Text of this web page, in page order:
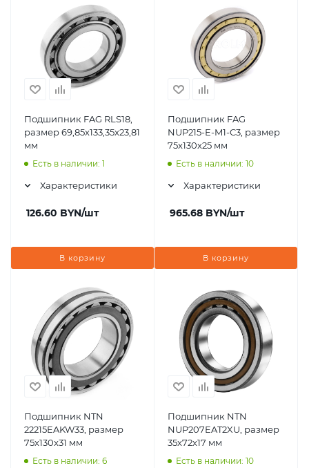
Подшипник FAG RLS18,
размер 69,85x133,35x23,81
мм
Есть в наличии: 1
Характеристики
126.60 BYN/шт
В корзину
Подшипник FAG
NUP215-E-M1-C3, размер
75x130x25 мм
Есть в наличии: 10
Характеристики
965.68 BYN/шт
В корзину
Подшипник NTN
22215EAKW33, размер
75x130x31 мм
Есть в наличии: 6
Подшипник NTN
NUP207EAT2XU, размер
35x72x17 мм
Есть в наличии: 10